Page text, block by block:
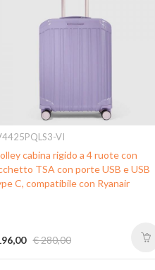
VI
cabina rigido a 4 ruote con
TSA con porte USB e USB
C, compatibile con Ryanair
€ 280,00